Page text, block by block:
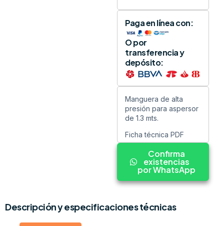
Paga en línea con:
O por
transferencia y
depósito:
Manguera de alta
presión para aspersor
de 1.3 mts.
Ficha técnica PDF
Confirma
existencias
por WhatsApp
Descripción y especificaciones técnicas